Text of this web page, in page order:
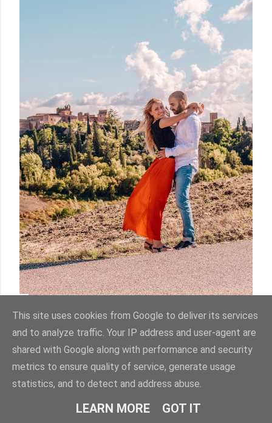
PERCHÈ VISITARE CERTALDO ALTO?
Condividi
This site uses cookies from Google to deliver its services
and to analyze traffic. Your IP address and user-agent are
shared with Google along with performance and security
metrics to ensure quality of service, generate usage
statistics, and to detect and address abuse.
LEARN MORE GOT IT